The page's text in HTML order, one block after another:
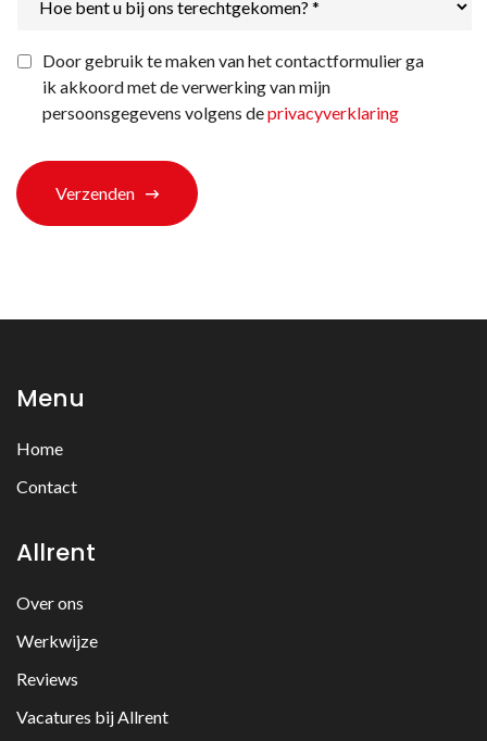
bent
bij
ons
terechtgekomen?
Privacyverklaring *
Door gebruik te maken van het contactformulier ga
ik akkoord met de verwerking van mijn
persoonsgegevens volgens deprivacyverklaring
Verzenden
Menu
Home
Contact
Allrent
Over ons
Werkwijze
Reviews
Vacatures bij Allrent